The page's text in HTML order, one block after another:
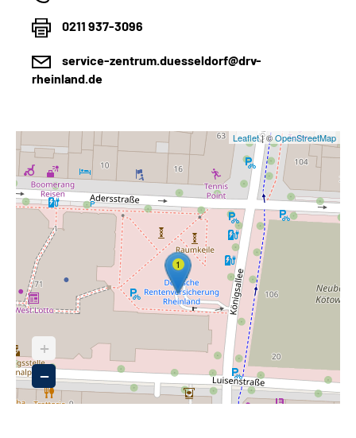
0211 937-3096
service-zentrum.duesseldorf@drv-
rheinland.de
1
+
−
Leaflet| ©OpenStreetMap